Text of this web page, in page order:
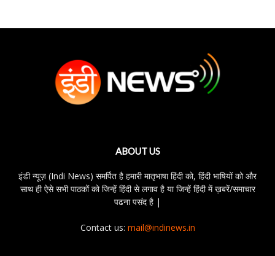
ABOUT US
इंडी न्यूज़ (Indi News) समर्पित है हमारी मातृभाषा हिंदी को, हिंदी भाषियों को और
साथ ही ऐसे सभी पाठकों को जिन्हें हिंदी से लगाव है या जिन्हें हिंदी में ख़बरें/समाचार
पढना पसंद है |
Contact us: mail@indinews.in